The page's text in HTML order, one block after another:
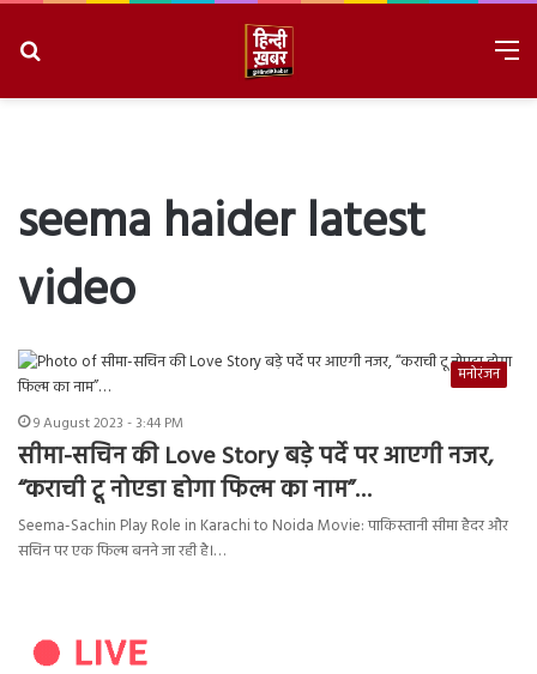
seema haider latest
video
मनोरंजन
9 August 2023 - 3:44 PM
सीमा-सचिन की Love Story बड़े पर्दे पर आएगी नजर,
“कराची टू नोएडा होगा फिल्म का नाम”…
Seema-Sachin Play Role in Karachi to Noida Movie: पाकिस्तानी सीमा हैदर और
सचिन पर एक फिल्म बनने जा रही है।…